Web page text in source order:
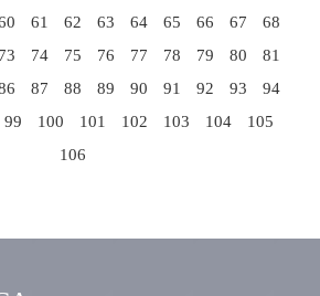
61 62 63 64 65 66 67
68
73 74 75 76 77 78 79 80
81
87 88 89 90 91 92 93
94
99 100 101 102 103 104
105
106